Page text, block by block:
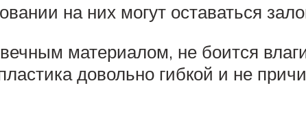
на них могут оставаться
материалом, не боится
довольно гибкой и не